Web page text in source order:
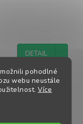
pohodlné
webu neustále
Více
DETAIL